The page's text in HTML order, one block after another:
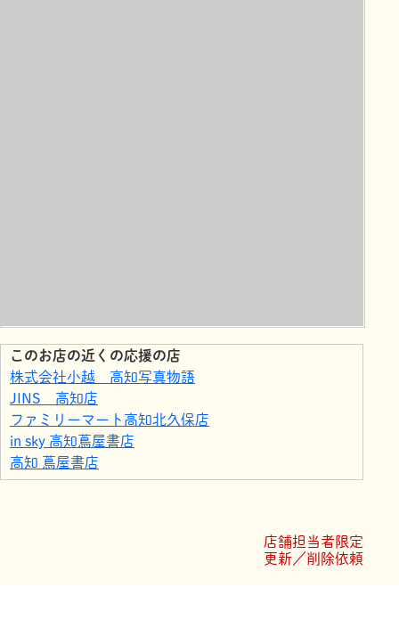
このお店の近くの応援の店
株式会社小越 高知写真物語
JINS 高知店
ファミリーマート高知北久保店
in sky 高知蔦屋書店
高知 蔦屋書店
イソップの台所
店舗担当者限定
更新／削除依頼